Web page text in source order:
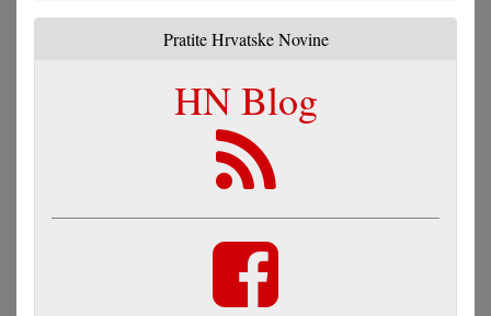
Pratite Hrvatske Novine
HN Blog